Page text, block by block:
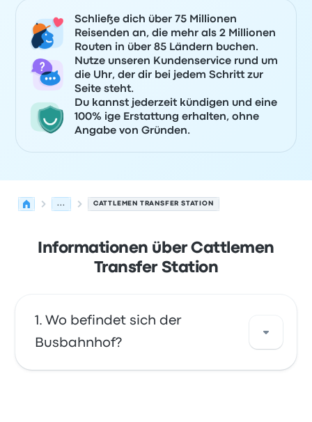
Schließe dich über 75 Millionen
Reisenden an, die mehr als 2 Millionen
Routen in über 85 Ländern buchen.
Nutze unseren Kundenservice rund um
die Uhr, der dir bei jedem Schritt zur
Seite steht.
Du kannst jederzeit kündigen und eine
100% ige Erstattung erhalten, ohne
Angabe von Gründen.
... CATTLEMEN TRANSFER STATION
Informationen über Cattlemen
Transfer Station
Wo befindet sich der
Busbahnhof?